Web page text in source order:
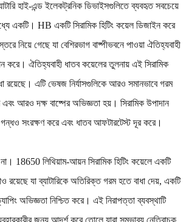
হাই-এন্ড ইলেকট্রনিক ডিভাইসগুলিতে ব্যবহৃত সবচেয়ে
একটি। HB একটি সিরামিক হিটিং কয়েল ডিজাইন করে
নিয়ে গেছে যা বেশিরভাগ বাষ্পীভবনে পাওয়া ঐতিহ্যবাহী
করে। ঐতিহ্যবাহী ধাতব কয়েলের তুলনায় এই সিরামিক
রয়েছে। এটি ভেষজ নির্যাসগুলিকে আরও সমানভাবে গরম
আরও দক্ষ বাষ্পের অভিজ্ঞতা হয়। সিরামিক উপাদান
গন্ধও সংরক্ষণ করে এবং ধাতব আফটারটেস্ট দূর করে।
না। 18650 লিথিয়াম-আয়ন সিরামিক হিটিং কয়েলে একটি
রয়েছে যা ব্যাটারিকে অতিরিক্ত গরম হতে বাধা দেয়, একটি
অভিজ্ঞতা নিশ্চিত করে। এই নিরাপত্তা ব্যবস্থাটি
জন্য আদর্শ করে তোলে যারা সম্ভাব্য নেতিবাচক